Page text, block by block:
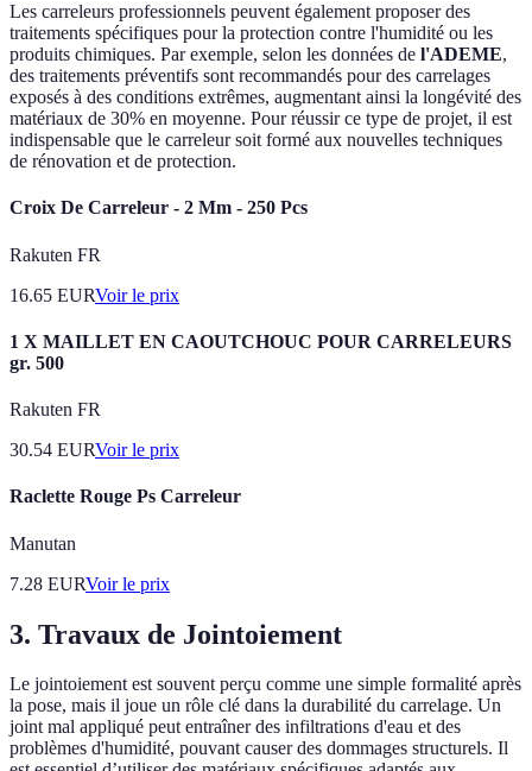
Les carreleurs professionnels peuvent également proposer des
traitements spécifiques pour la protection contre l'humidité ou les
produits chimiques. Par exemple, selon les données de l'ADEME,
des traitements préventifs sont recommandés pour des carrelages
exposés à des conditions extrêmes, augmentant ainsi la longévité des
matériaux de 30% en moyenne. Pour réussir ce type de projet, il est
indispensable que le carreleur soit formé aux nouvelles techniques
de rénovation et de protection.
Croix De Carreleur - 2 Mm - 250 Pcs
Rakuten FR
16.65 EURVoir le prix
1 X MAILLET EN CAOUTCHOUC POUR CARRELEURS
gr. 500
Rakuten FR
30.54 EURVoir le prix
Raclette Rouge Ps Carreleur
Manutan
7.28 EURVoir le prix
3. Travaux de Jointoiement
Le jointoiement est souvent perçu comme une simple formalité après
la pose, mais il joue un rôle clé dans la durabilité du carrelage. Un
joint mal appliqué peut entraîner des infiltrations d'eau et des
problèmes d'humidité, pouvant causer des dommages structurels. Il